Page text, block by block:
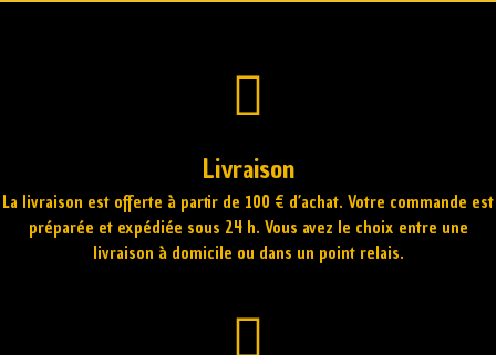
Livraison
La livraison est offerte à partir de 100 € d’achat. Votre commande est
préparée et expédiée sous 24 h. Vous avez le choix entre une
livraison à domicile ou dans un point relais.